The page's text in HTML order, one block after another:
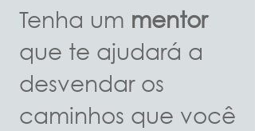
Tenha um mentor
que te ajudará a
desvendar os
caminhos que você